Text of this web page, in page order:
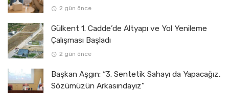
2 gün önce
Gülkent 1. Cadde’de Altyapı ve Yol Yenileme
Çalışması Başladı
2 gün önce
Başkan Aşgın: “3. Sentetik Sahayı da Yapacağız,
Sözümüzün Arkasındayız”